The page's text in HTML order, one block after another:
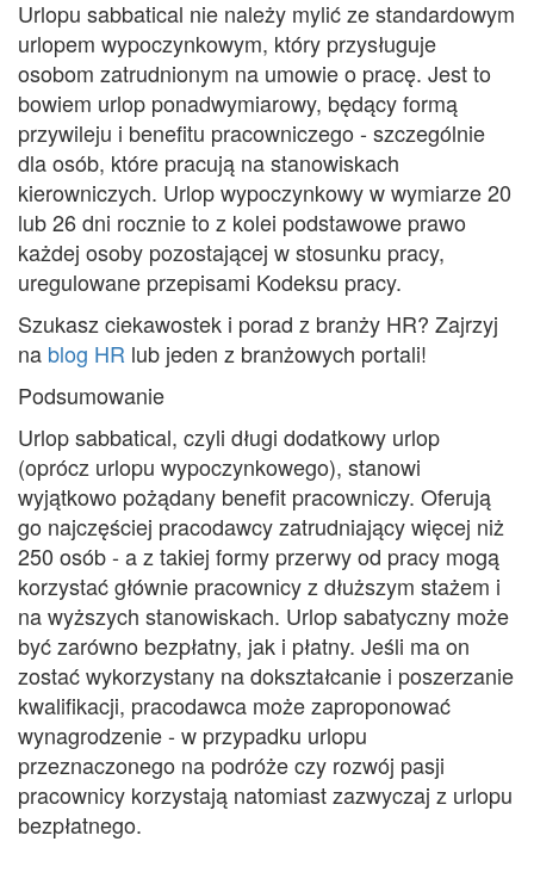
Urlopu sabbatical nie należy mylić ze standardowym
urlopem wypoczynkowym, który przysługuje
osobom zatrudnionym na umowie o pracę. Jest to
bowiem urlop ponadwymiarowy, będący formą
przywileju i benefitu pracowniczego - szczególnie
dla osób, które pracują na stanowiskach
kierowniczych. Urlop wypoczynkowy w wymiarze 20
lub 26 dni rocznie to z kolei podstawowe prawo
każdej osoby pozostającej w stosunku pracy,
uregulowane przepisami Kodeksu pracy.
Szukasz ciekawostek i porad z branży HR? Zajrzyj
na blog HR lub jeden z branżowych portali!
Podsumowanie
Urlop sabbatical, czyli długi dodatkowy urlop
(oprócz urlopu wypoczynkowego), stanowi
wyjątkowo pożądany benefit pracowniczy. Oferują
go najczęściej pracodawcy zatrudniający więcej niż
250 osób - a z takiej formy przerwy od pracy mogą
korzystać głównie pracownicy z dłuższym stażem i
na wyższych stanowiskach. Urlop sabatyczny może
być zarówno bezpłatny, jak i płatny. Jeśli ma on
zostać wykorzystany na dokształcanie i poszerzanie
kwalifikacji, pracodawca może zaproponować
wynagrodzenie - w przypadku urlopu
przeznaczonego na podróże czy rozwój pasji
pracownicy korzystają natomiast zazwyczaj z urlopu
bezpłatnego.